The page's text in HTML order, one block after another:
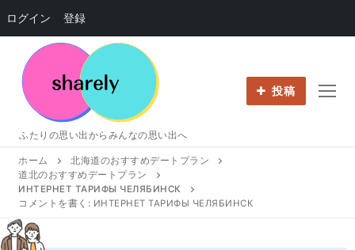
ログイン 登録
プ
ふたりの思い出からみんなの思い出へ
投稿
ホーム
北海道のおすすめデートプラン
道北のおすすめデートプラン
ИНТЕРНЕТ ТАРИФЫ ЧЕЛЯБИНСК
コメントを書く: ИНТЕРНЕТ ТАРИФЫ ЧЕЛЯБИНСК